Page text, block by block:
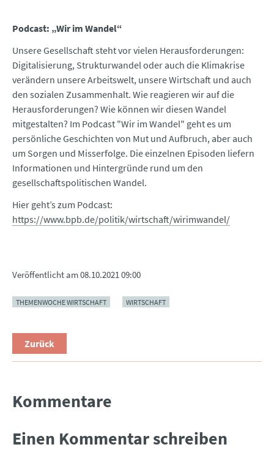
Podcast: „Wir im Wandel“
Unsere Gesellschaft steht vor vielen Herausforderungen:
Digitalisierung, Strukturwandel oder auch die Klimakrise
verändern unsere Arbeitswelt, unsere Wirtschaft und auch
den sozialen Zusammenhalt. Wie reagieren wir auf die
Herausforderungen? Wie können wir diesen Wandel
mitgestalten? Im Podcast "Wir im Wandel" geht es um
persönliche Geschichten von Mut und Aufbruch, aber auch
um Sorgen und Misserfolge. Die einzelnen Episoden liefern
Informationen und Hintergründe rund um den
gesellschaftspolitischen Wandel.
Hier geht’s zum Podcast:
https://www.bpb.de/politik/wirtschaft/wirimwandel/
Veröffentlicht am08.10.2021 09:00
THEMENWOCHE WIRTSCHAFT WIRTSCHAFT
Zurück
Kommentare
Einen Kommentar schreiben